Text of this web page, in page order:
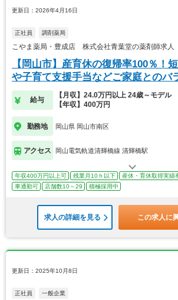
更新日：2026年4月16日
正社員 調剤薬局
こやま薬局・豊成店 株式会社青葉堂の薬剤師求人
【岡山市】産育休の復帰率100％！
や子育て支援手当などご家庭とのバ
す！
給与
【月収】24.0万円以上 24歳～モデル
【年収】400万円
勤務地 岡山県 岡山市南区
アクセス 岡山電気軌道清輝橋線 清輝橋駅
年収400万円以上可 残業月10ｈ以下 産休・育休取得実績
車通勤可
店舗数10～29 積極採用中
求人の詳細を見る この求人に
更新日：2025年10月8日
正社員 一般企業